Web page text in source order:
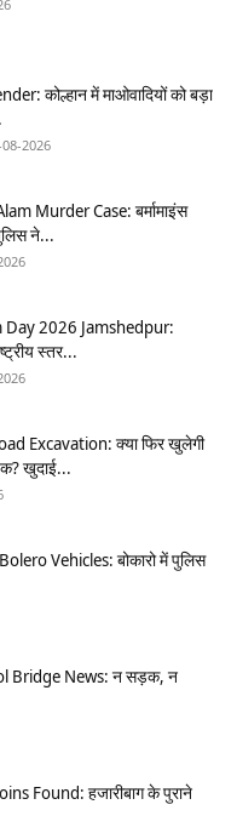
कोल्हान में माओवादियों को बड़ा
2026
Murder Case: बर्मामाइंस
ने...
2026 Jamshedpur:
स्तर...
Excavation: क्या फिर खुलेगी
खुदाई...
Vehicles: बोकारो में पुलिस
Bridge News: न सड़क, न
Found: हजारीबाग के पुराने